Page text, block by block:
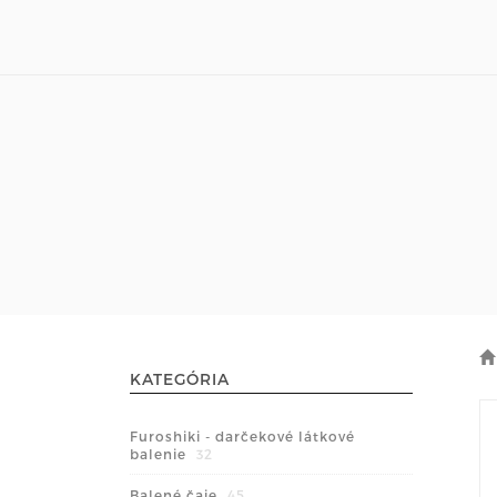
KATEGÓRIA
Furoshiki - darčekové látkové
balenie
32